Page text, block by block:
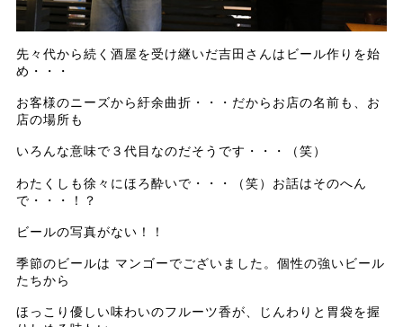
先々代から続く酒屋を受け継いだ吉田さんはビール作りを始
め・・・
お客様のニーズから紆余曲折・・・だからお店の名前も、お
店の場所も
いろんな意味で３代目なのだそうです・・・（笑）
わたくしも徐々にほろ酔いで・・・（笑）お話はそのへん
で・・・！？
ビールの写真がない！！
季節のビールは マンゴーでございました。個性の強いビール
たちから
ほっこり優しい味わいのフルーツ香が、じんわりと胃袋を握